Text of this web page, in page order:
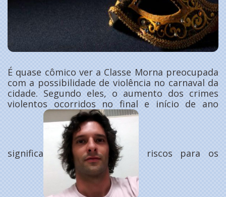
É quase cômico ver a Classe Morna preocupada
com a possibilidade de violência no carnaval da
cidade. Segundo eles, o aumento dos crimes
violentos ocorridos no final e início de ano
significa riscos para os